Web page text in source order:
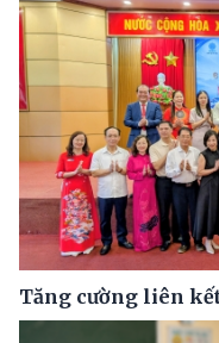
Tăng cường liên